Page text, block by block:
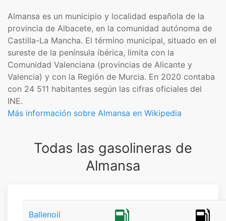
Almansa es un municipio y localidad española de la
provincia de Albacete, en la comunidad autónoma de
Castilla-La Mancha. El término municipal, situado en el
sureste de la península ibérica, limita con la
Comunidad Valenciana (provincias de Alicante y
Valencia) y con la Región de Murcia. En 2020 contaba
con 24 511 habitantes según las cifras oficiales del
INE.​
Más información sobre Almansa en Wikipedia
Todas las gasolineras de
Almansa
Ballenoil